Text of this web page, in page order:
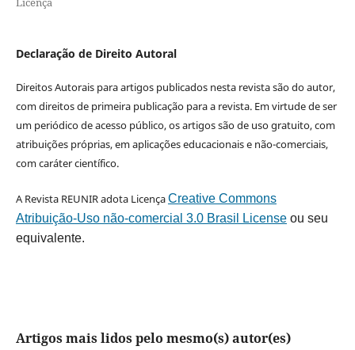
Declaração de Direito Autoral
Direitos Autorais para artigos publicados nesta revista são do autor,
com direitos de primeira publicação para a revista. Em virtude de ser
um periódico de acesso público, os artigos são de uso gratuito, com
atribuições próprias, em aplicações educacionais e não-comerciais,
com caráter científico.
A Revista REUNIR adota LicençaCreative Commons
Atribuição-Uso não-comercial 3.0 Brasil Licenseou seu
equivalente.
Artigos mais lidos pelo mesmo(s) autor(es)